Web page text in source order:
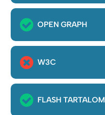
OPEN GRAPH
W3C
FLASH TARTALOM